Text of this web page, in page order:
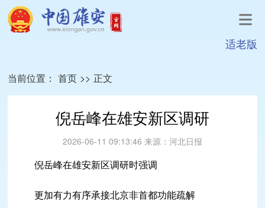
适老版
当前位置： 首页 >> 正文
倪岳峰在雄安新区调研
2026-06-11 09:13:46 来源： 河北日报
倪岳峰在雄安新区调研时强调
更加有力有序承接北京非首都功能疏解